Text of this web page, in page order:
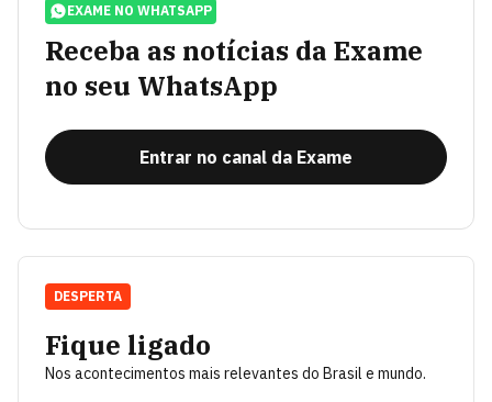
EXAME NO WHATSAPP
Receba as notícias da Exame
no seu WhatsApp
Entrar no canal da Exame
Fique ligado
Nos acontecimentos mais relevantes do Brasil e mundo.
DESPERTA